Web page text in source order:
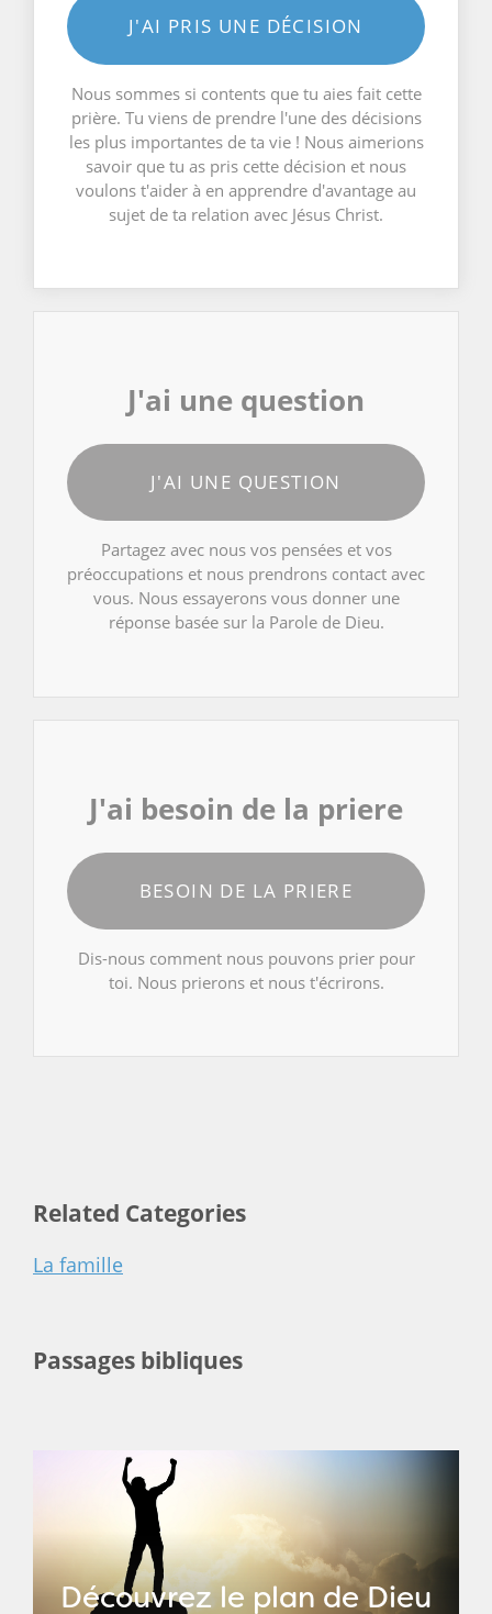
J'AI PRIS UNE DÉCISION
Nous sommes si contents que tu aies fait cette
prière. Tu viens de prendre l'une des décisions
les plus importantes de ta vie ! Nous aimerions
savoir que tu as pris cette décision et nous
voulons t'aider à en apprendre d'avantage au
sujet de ta relation avec Jésus Christ.
J'ai une question
J'AI UNE QUESTION
Partagez avec nous vos pensées et vos
préoccupations et nous prendrons contact avec
vous. Nous essayerons vous donner une
réponse basée sur la Parole de Dieu.
J'ai besoin de la priere
BESOIN DE LA PRIERE
Dis-nous comment nous pouvons prier pour
toi. Nous prierons et nous t'écrirons.
Related Categories
La famille
Passages bibliques
Découvrez le plan de Dieu